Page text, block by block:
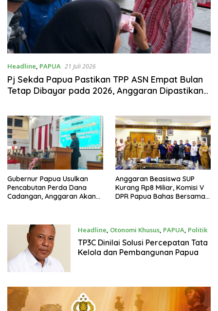
Headline, PAPUA 21 Juli 2026
Pj Sekda Papua Pastikan TPP ASN Empat Bulan
Tetap Dibayar pada 2026, Anggaran Dipastikan
Gubernur Papua Usulkan
Pencabutan Perda Dana
Cadangan, Anggaran Akan
Anggaran Beasiswa SUP
Kurang Rp8 Miliar, Komisi V
DPR Papua Bahas Bersama
Headline, Otonomi Khusus, PAPUA, Politik
19 Januari 2026
TP3C Dinilai Solusi Percepatan Tata
Kelola dan Pembangunan Papua